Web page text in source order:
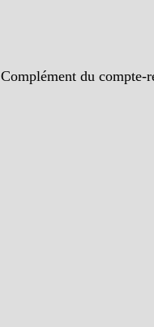
Complément du compte-